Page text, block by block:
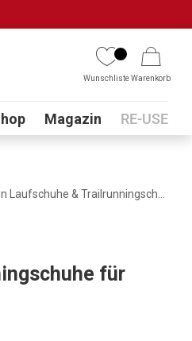
WunschlisteWarenkorb
Magazin RE-USE
für